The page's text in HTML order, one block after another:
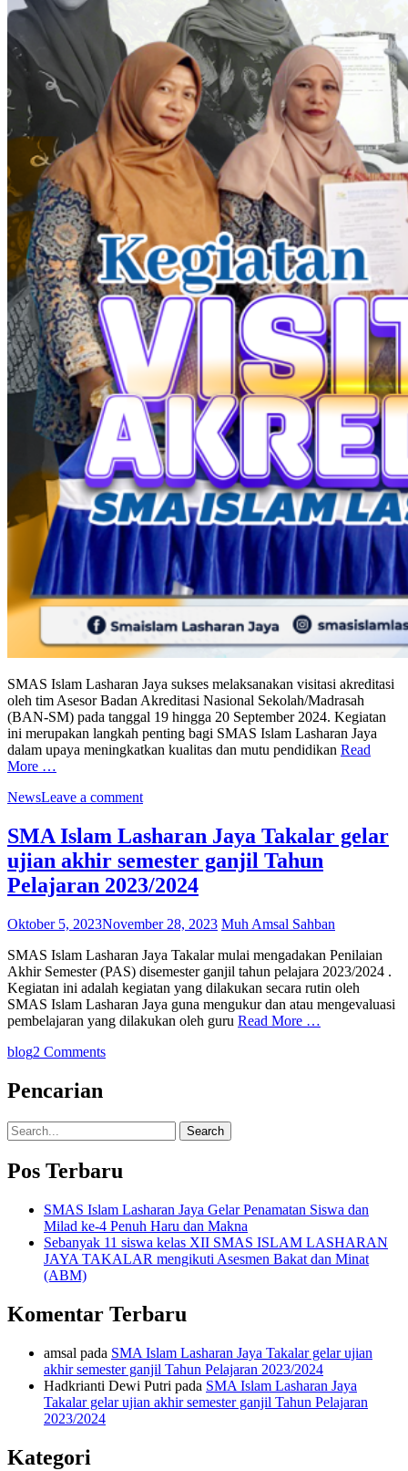
SMAS Islam Lasharan Jaya sukses melaksanakan visitasi akreditasi
oleh tim Asesor Badan Akreditasi Nasional Sekolah/Madrasah
(BAN-SM) pada tanggal 19 hingga 20 September 2024. Kegiatan
ini merupakan langkah penting bagi SMAS Islam Lasharan Jaya
dalam upaya meningkatkan kualitas dan mutu pendidikan Read
More …
NewsLeave a comment
SMA Islam Lasharan Jaya Takalar gelar
ujian akhir semester ganjil Tahun
Pelajaran 2023/2024
Oktober 5, 2023November 28, 2023 Muh Amsal Sahban
SMAS Islam Lasharan Jaya Takalar mulai mengadakan Penilaian
Akhir Semester (PAS) disemester ganjil tahun pelajara 2023/2024 .
Kegiatan ini adalah kegiatan yang dilakukan secara rutin oleh
SMAS Islam Lasharan Jaya guna mengukur dan atau mengevaluasi
pembelajaran yang dilakukan oleh guru Read More …
blog2 Comments
Pencarian
Search
for:
Pos Terbaru
SMAS Islam Lasharan Jaya Gelar Penamatan Siswa dan
Milad ke-4 Penuh Haru dan Makna
Sebanyak 11 siswa kelas XII SMAS ISLAM LASHARAN
JAYA TAKALAR mengikuti Asesmen Bakat dan Minat
(ABM)
Komentar Terbaru
amsal pada SMA Islam Lasharan Jaya Takalar gelar ujian
akhir semester ganjil Tahun Pelajaran 2023/2024
Hadkrianti Dewi Putri pada SMA Islam Lasharan Jaya
Takalar gelar ujian akhir semester ganjil Tahun Pelajaran
2023/2024
Kategori